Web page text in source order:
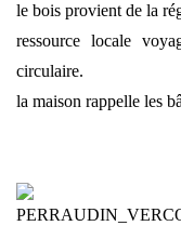
le bois provient de la
ressource locale
circulaire.
la maison rappelle les